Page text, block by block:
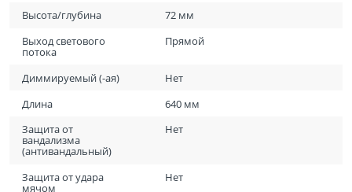
Высота/глубина
72 мм
Выход светового
потока
Прямой
Диммируемый (-ая)
Нет
Длина
640 мм
Защита от
вандализма
(антивандальный)
Нет
Защита от удара
мячом
Нет